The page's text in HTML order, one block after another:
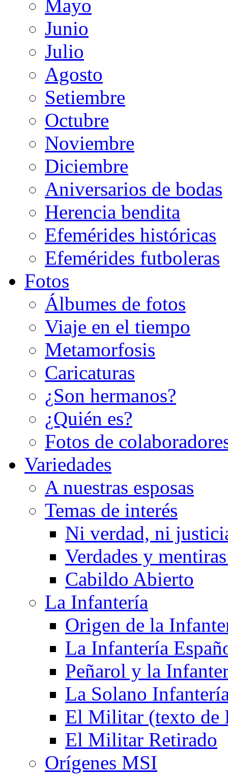
Mayo
Junio
Julio
Agosto
Setiembre
Octubre
Noviembre
Diciembre
Aniversarios de bodas
Herencia bendita
Efemérides históricas
Efemérides futboleras
Fotos
Álbumes de fotos
Viaje en el tiempo
Metamorfosis
Caricaturas
¿Son hermanos?
¿Quién es?
Fotos de
Variedades
A nuestras esposas
Temas de interés
Ni verdad, ni
Verdades y
Cabildo Abierto
La Infantería
Origen de la
La Infantería
Peñarol y la
La Solano
El Militar (texto de
El Militar Retirado
Orígenes MSI